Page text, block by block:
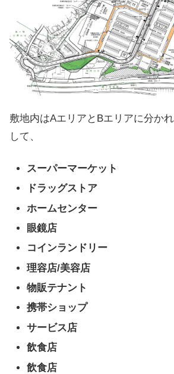
敷地内はAエリアとBエリアに分か
して、
スーパーマーケット
ドラッグストア
ホームセンター
眼鏡店
コインランドリー
理容店/美容店
物販テナント
携帯ショップ
サービス店
飲食店
飲食店